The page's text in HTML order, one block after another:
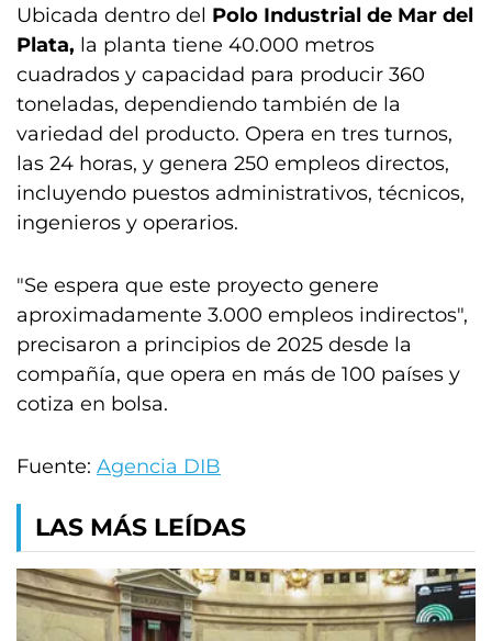
Ubicada dentro del Polo Industrial de Mar del
Plata, la planta tiene 40.000 metros
cuadrados y capacidad para producir 360
toneladas, dependiendo también de la
variedad del producto. Opera en tres turnos,
las 24 horas, y genera 250 empleos directos,
incluyendo puestos administrativos, técnicos,
ingenieros y operarios.
"Se espera que este proyecto genere
aproximadamente 3.000 empleos indirectos",
precisaron a principios de 2025 desde la
compañía, que opera en más de 100 países y
cotiza en bolsa.
Fuente: Agencia DIB
LAS MÁS LEÍDAS